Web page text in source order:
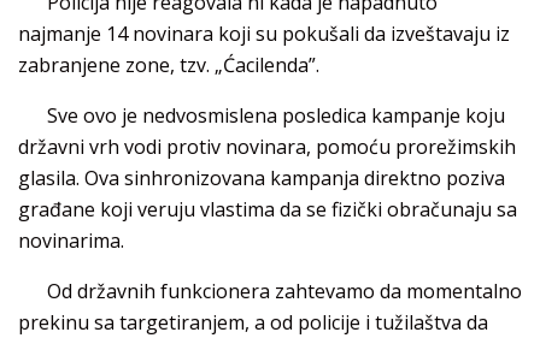
najmanje 14 novinara koji su pokušali da izveštavaju iz
zabranjene zone, tzv. „Ćacilenda”.
Sve ovo je nedvosmislena posledica kampanje koju
državni vrh vodi protiv novinara, pomoću prorežimskih
glasila. Ova sinhronizovana kampanja direktno poziva
građane koji veruju vlastima da se fizički obračunaju sa
novinarima.
Od državnih funkcionera zahtevamo da momentalno
prekinu sa targetiranjem, a od policije i tužilaštva da